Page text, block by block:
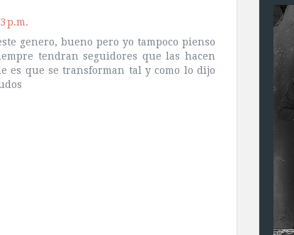
p.m.
genero, bueno pero yo tampoco pienso
tendran seguidores que las hacen
es que se transforman tal y como lo dijo